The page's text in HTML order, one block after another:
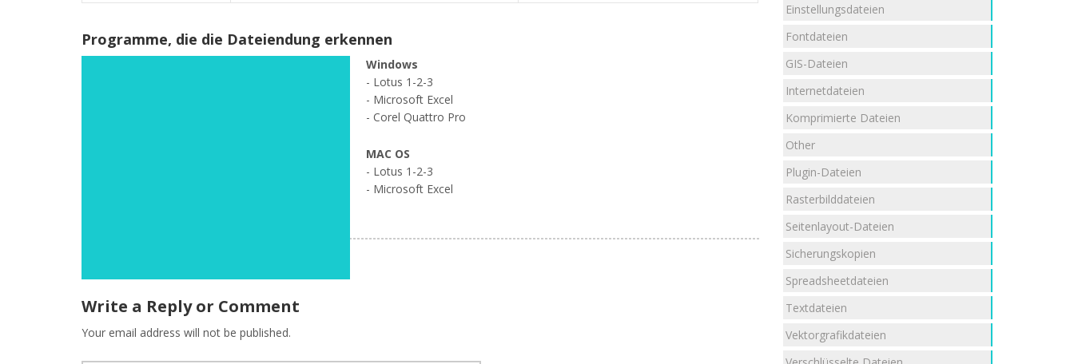
Programme, die die Dateiendung erkennen
Windows
- Lotus 1-2-3
- Microsoft Excel
- Corel Quattro Pro
MAC OS
- Lotus 1-2-3
- Microsoft Excel
Write a Reply or Comment
Your email address will not be published.
Einstellungsdateien
Fontdateien
GIS-Dateien
Internetdateien
Komprimierte Dateien
Other
Plugin-Dateien
Rasterbilddateien
Seitenlayout-Dateien
Sicherungskopien
Spreadsheetdateien
Textdateien
Vektorgrafikdateien